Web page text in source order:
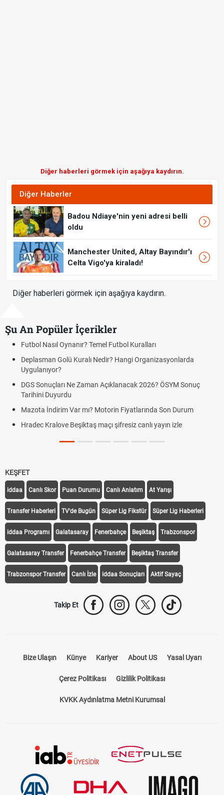
Diğer haberleri görmek için aşağıya kaydırın.
Diğer Haberler
Badou Ndiaye'nin yeni adresi belli
oldu
Manchester United, Altay Bayındır'ı
Celta Vigo'ya kiraladı!
Diğer haberleri görmek için aşağıya kaydırın.
Şu An Popüler İçerikler
Temel Futbol Kuralları
Kuralı Nedir? Hangi Organizasyonlarda
Zaman Açıklanacak 2026? ÖSYM Sonuç
mı? Motorin Fiyatlarında Son Durum
maçı şifresiz canlı yayın izle
linki
KEŞFET
iddaa Canlı Skor Puan Durumu Canlı Anlatım At Yarışı
Transfer Haberleri TV'de Bugün Süper Lig Fikstür Süper Lig Haberleri
iddaa Programı Galatasaray Fenerbahçe Beşiktaş Trabzonspor
Galatasaray Transfer Fenerbahçe Transfer Beşiktaş Transfer
Canlı İzle iddaa Sonuçları Aktif Sayaç
Künye Kariyer About US
Çerez Politikası Gizlilik Politikası